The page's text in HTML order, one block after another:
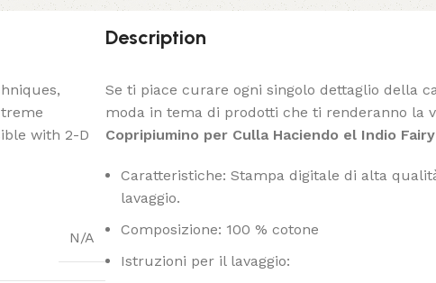
with 2-D
N/A
Description
Se ti piace curare ogni singolo dettaglio della
moda in tema di prodotti che ti renderanno la
Copripiumino per Culla Haciendo el Indio
Caratteristiche: Stampa digitale di alta
lavaggio.
Composizione: 100 % cotone
Istruzioni per il lavaggio: